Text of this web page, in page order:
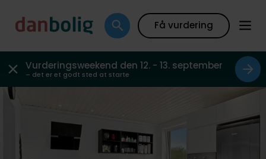
Få vurdering
Vurderingsweekend den 12. - 13. september
– det er et godt sted at starte
Plantegning Boligfakta Kort Beregn boliglån